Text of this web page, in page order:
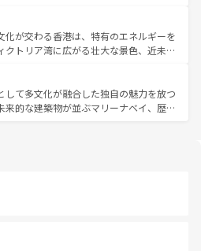
ンミー、ベトナムコーヒーなどは、ぜ
い。どの地域を訪れてもあたたかい人々
くれるので、きっと忘れられない旅にな
る。北部ではチェンマイなどの山岳地
い、南部ではプーケットやクラビの美し
ト気分を楽しむことができる。タイ料理
年中温暖で、どの季節にも異なる楽しみ
しみやすいタイの人々、仏教を中心とし
様な観光資源が、訪れる旅人を魅了し続
化が交わる香港は、特有のエネルギーを
クトリア湾に広がる壮大な景色、近未来
も感動するはず。観光スポットが密集し
見どころを回れるのも魅力。息をのむよ
的な体験まで、香港を存分に楽しみ尽く
して多文化が融合した独自の魅力を放つ
来的な建築物が並ぶマリーナベイ、歴史
元の風情を楽しめる外せないスポット